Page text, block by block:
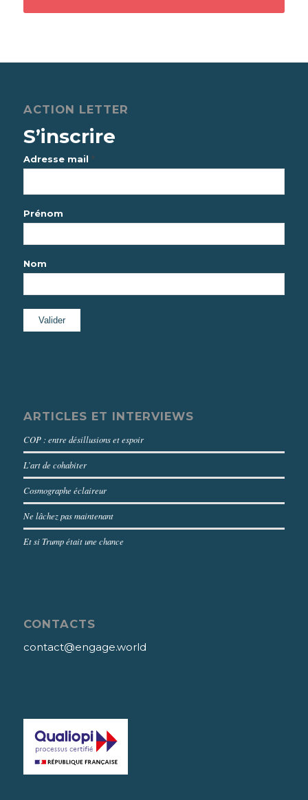
ACTION LETTER
S’inscrire
Adresse mail *
Prénom
Nom
ARTICLES ET INTERVIEWS
COP : entre désillusions et espoir
L’art de cohabiter
Cosmographe éclaireur
Ne lâchez pas maintenant
Et si Trump était une chance
CONTACTS
contact@engage.world